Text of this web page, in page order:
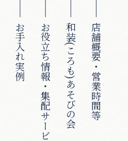
お手入れ実例 お役立ち情報・集配サービス和装(ころも)あそびの会店舗概要・営業時間等